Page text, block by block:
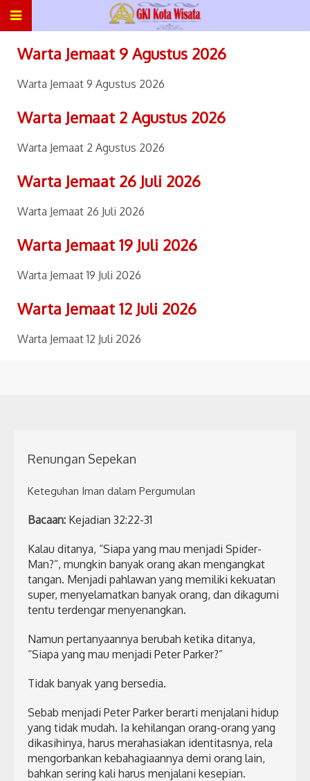
Warta Jemaat 9 Agustus 2026
Warta Jemaat 9 Agustus 2026
Warta Jemaat 2 Agustus 2026
Warta Jemaat 2 Agustus 2026
Warta Jemaat 26 Juli 2026
Warta Jemaat 26 Juli 2026
Warta Jemaat 19 Juli 2026
Warta Jemaat 19 Juli 2026
Warta Jemaat 12 Juli 2026
Warta Jemaat 12 Juli 2026
Renungan Sepekan
Keteguhan Iman dalam Pergumulan
Bacaan: Kejadian 32:22-31
Kalau ditanya, “Siapa yang mau menjadi Spider-
Man?”, mungkin banyak orang akan mengangkat
tangan. Menjadi pahlawan yang memiliki kekuatan
super, menyelamatkan banyak orang, dan dikagumi
tentu terdengar menyenangkan.
Namun pertanyaannya berubah ketika ditanya,
“Siapa yang mau menjadi Peter Parker?”
Tidak banyak yang bersedia.
Sebab menjadi Peter Parker berarti menjalani hidup
yang tidak mudah. Ia kehilangan orang-orang yang
dikasihinya, harus merahasiakan identitasnya, rela
mengorbankan kebahagiaannya demi orang lain,
bahkan sering kali harus menjalani kesepian.